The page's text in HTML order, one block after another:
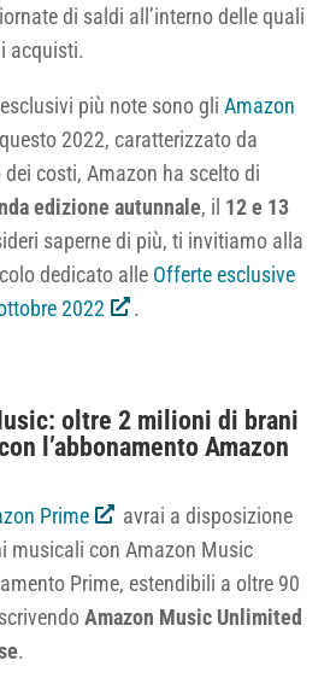
di saldi all’interno delle quali
acquisti.
più note sono gliAmazon
2022, caratterizzato da
costi, Amazon ha scelto di
edizione autunnale, il 12 e 13
saperne di più, ti invitiamo alla
dedicato alle Offerte esclusive
2022
.
oltre 2 milioni di brani
l’abbonamento Amazon
Prime
avrai a disposizione
musicali con Amazon Music
Prime, estendibili a oltre 90
Amazon Music Unlimited
.